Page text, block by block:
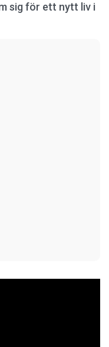
sig för ett nytt liv i